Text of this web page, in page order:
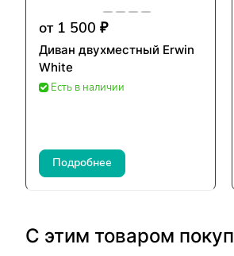
от 1 500 ₽
Диван двухместный Erwin
White
Есть в наличии
Подробнее
С этим товаром